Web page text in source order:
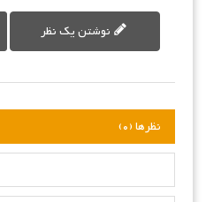
نوشتن یک نظر
نظرها (0)